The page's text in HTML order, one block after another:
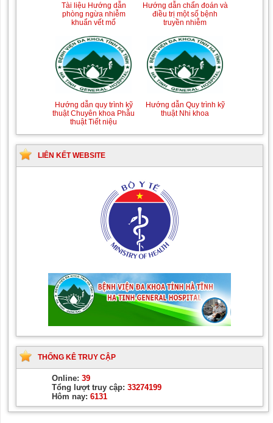
Tài liệu Hướng dẫn
phòng ngừa nhiễm
khuẩn vết mổ
Hướng dẫn chẩn đoán và
điều trị một số bệnh
truyền nhiễm
Hướng dẫn quy trình kỹ
thuật Chuyên khoa Phẫu
thuật Tiết niệu
Hướng dẫn Quy trình kỹ
thuật Nhi khoa
LIÊN KẾT WEBSITE
THỐNG KÊ TRUY CẬP
Online: 39
Tổng lượt truy cập: 33274199
Hôm nay: 6131